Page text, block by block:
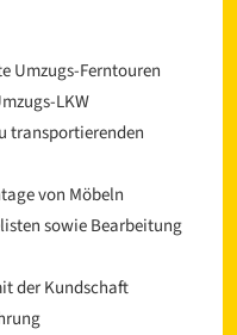
Umzugs-Ferntouren
LKW
transportierenden
von Möbeln
sowie Bearbeitung
der Kundschaft